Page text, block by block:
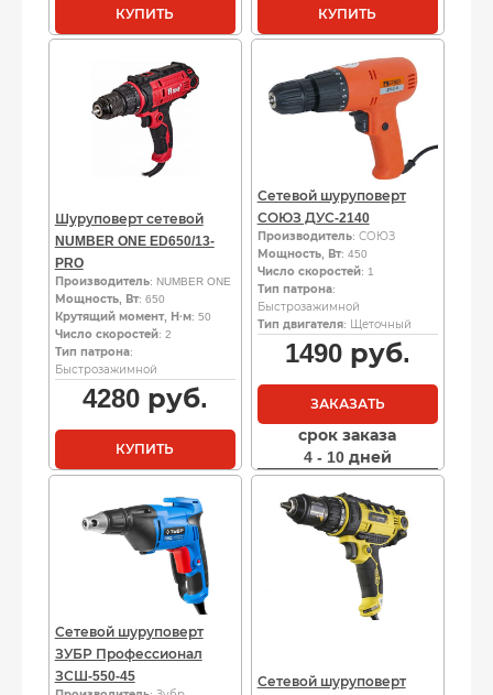
КУПИТЬ КУПИТЬ
Шуруповерт сетевой
NUMBER ONE ED650/13-
PRO
Производитель: NUMBER ONE
Мощность, Вт: 650
Крутящий момент, Н·м: 50
Число скоростей: 2
Тип патрона:
Быстрозажимной
4280руб.
КУПИТЬ
Сетевой шуруповерт
СОЮЗ ДУС-2140
Производитель: СОЮЗ
Мощность, Вт: 450
Число скоростей: 1
Тип патрона:
Быстрозажимной
Тип двигателя: Щеточный
1490руб.
ЗАКАЗАТЬ
срок заказа
4 - 10 дней
Сетевой шуруповерт
ЗУБР Профессионал
ЗСШ-550-45
Сетевой шуруповерт